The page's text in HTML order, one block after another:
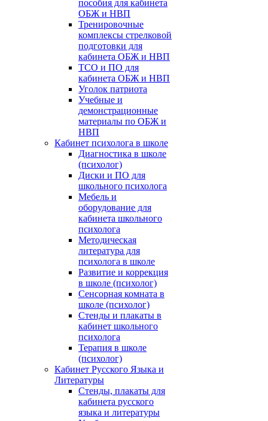
пособия для кабинета
ОБЖ и НВП
Тренировочные
комплексы стрелковой
подготовки для
кабинета ОБЖ и НВП
ТСО и ПО для
кабинета ОБЖ и НВП
Уголок патриота
Учебные и
демонстрационные
материалы по ОБЖ и
НВП
Кабинет психолога в школе
Диагностика в школе
(психолог)
Диски и ПО для
школьного психолога
Мебель и
оборудование для
кабинета школьного
психолога
Методическая
литература для
психолога в школе
Развитие и коррекция
в школе (психолог)
Сенсорная комната в
школе (психолог)
Стенды и плакаты в
кабинет школьного
психолога
Терапия в школе
(психолог)
Кабинет Русского Языка и
Литературы
Стенды, плакаты для
кабинета русского
языка и литературы